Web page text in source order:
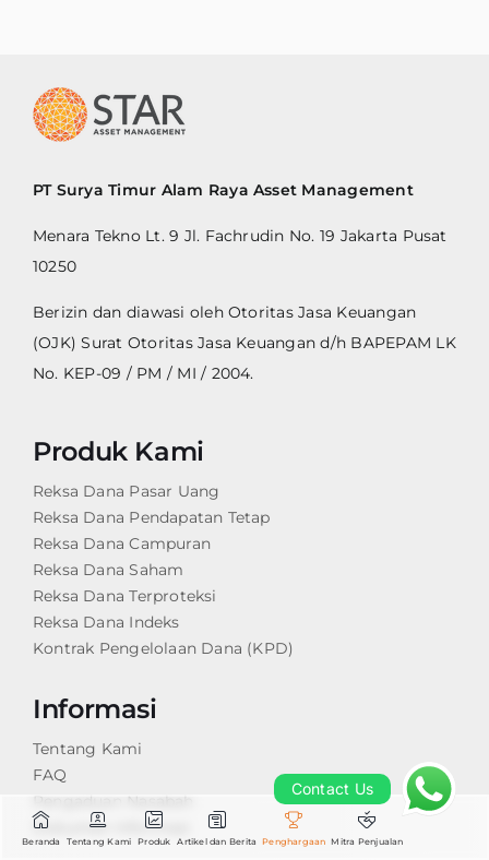
Beranda Tentang Kami Produk Artikel dan Berita Penghargaan Mitra Penjualan
PT Surya Timur Alam Raya Asset Management
Menara Tekno Lt. 9 Jl. Fachrudin No. 19 Jakarta Pusat
10250
Berizin dan diawasi oleh Otoritas Jasa Keuangan
(OJK) Surat Otoritas Jasa Keuangan d/h BAPEPAM LK
No. KEP-09 / PM / MI / 2004.
Produk Kami
Reksa Dana Pasar Uang
Reksa Dana Pendapatan Tetap
Reksa Dana Campuran
Reksa Dana Saham
Reksa Dana Terproteksi
Reksa Dana Indeks
Kontrak Pengelolaan Dana (KPD)
Informasi
Tentang Kami
FAQ
Pengaduan Nasabah
Dokumen Informasi
Contact Us Contact Us